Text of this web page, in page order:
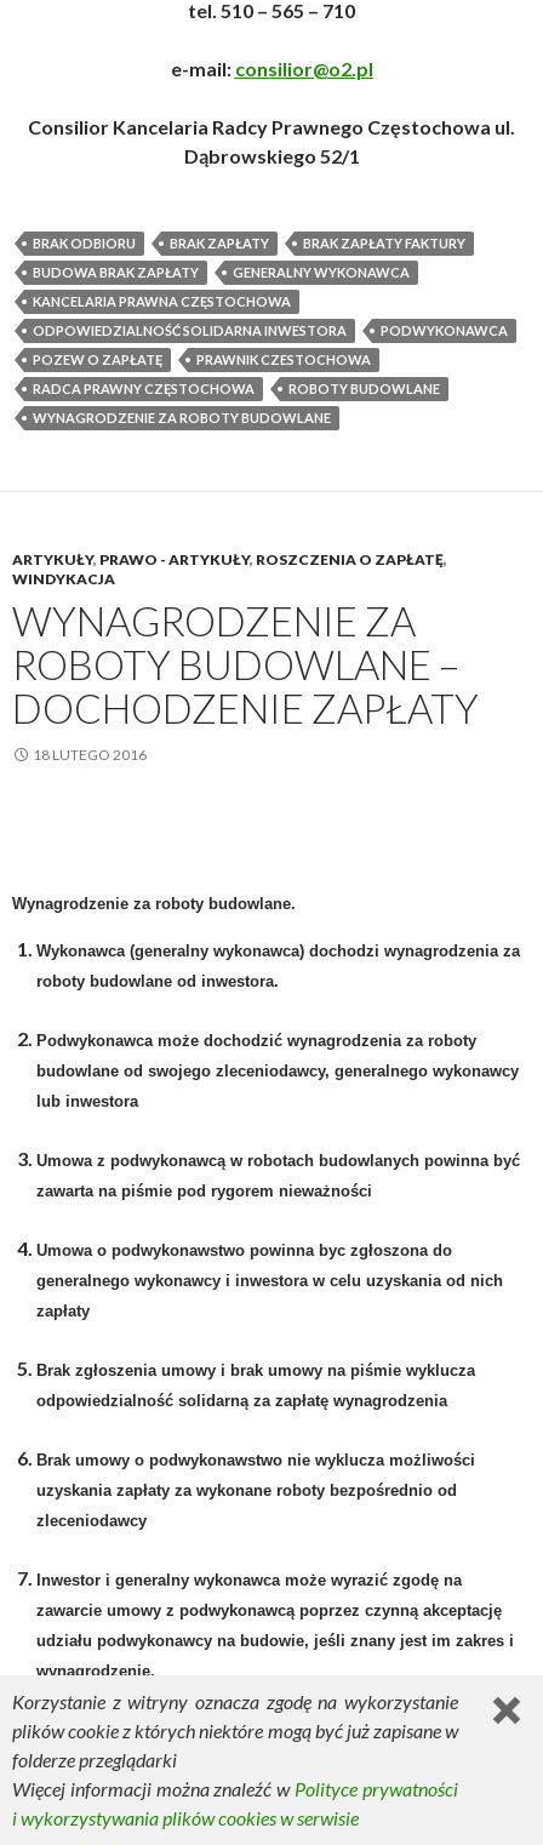
tel. 510 – 565 – 710
e-mail: consilior@o2.pl
Consilior Kancelaria Radcy Prawnego Częstochowa ul.
Dąbrowskiego 52/1
BRAK ODBIORU BRAK ZAPŁATY
BRAK ZAPŁATY FAKTURY
BUDOWA BRAK ZAPŁATY
GENERALNY WYKONAWCA
KANCELARIA PRAWNA CZĘSTOCHOWA
ODPOWIEDZIALNOŚĆ SOLIDARNA INWESTORA
PODWYKONAWCA
POZEW O ZAPŁATĘ
PRAWNIK CZESTOCHOWA
RADCA PRAWNY CZĘSTOCHOWA
ROBOTY BUDOWLANE
WYNAGRODZENIE ZA ROBOTY BUDOWLANE
ARTYKUŁY, PRAWO - ARTYKUŁY, ROSZCZENIA O ZAPŁATĘ,
WINDYKACJA
WYNAGRODZENIE ZA
ROBOTY BUDOWLANE –
DOCHODZENIE ZAPŁATY
18 LUTEGO 2016
Wynagrodzenie za roboty budowlane.
Wykonawca (generalny wykonawca) dochodzi wynagrodzenia za
roboty budowlane od inwestora.
Podwykonawca może dochodzić wynagrodzenia za roboty
budowlane od swojego zleceniodawcy, generalnego wykonawcy
lub inwestora
Umowa z podwykonawcą w robotach budowlanych powinna być
zawarta na piśmie pod rygorem nieważności
Umowa o podwykonawstwo powinna byc zgłoszona do
generalnego wykonawcy i inwestora w celu uzyskania od nich
zapłaty
Brak zgłoszenia umowy i brak umowy na piśmie wyklucza
odpowiedzialność solidarną za zapłatę wynagrodzenia
Brak umowy o podwykonawstwo nie wyklucza możliwości
uzyskania zapłaty za wykonane roboty bezpośrednio od
zleceniodawcy
Inwestor i generalny wykonawca może wyrazić zgodę na
zawarcie umowy z podwykonawcą poprzez czynną akceptację
udziału podwykonawcy na budowie, jeśli znany jest im zakres i
wynagrodzenie.
Wykonawca i podwykonawca może żądać gwarancji zapłaty i
odstąpić od umowy z winy zleceniodawcy (zamawiającego) jeśli
jej nie otrzyma.
Korzystanie z witryny oznacza zgodę na wykorzystanie
plików cookie z których niektóre mogą być już zapisane w
folderze przeglądarki
Więcej informacji można znaleźć w Polityce prywatności
i wykorzystywania plików cookies w serwisie